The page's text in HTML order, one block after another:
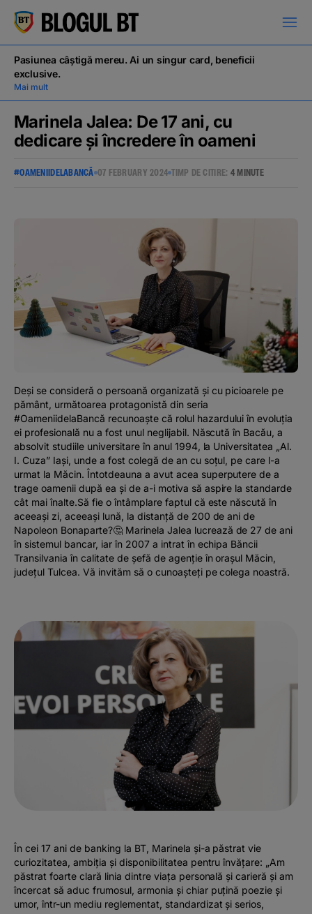
кириллица
Evenimente
Podcast
The MacRO Zone
Pentru antreprenori
Banking, pe relaxare
Pasiunea câștigă mereu. Ai un singur card, beneficii
exclusive.
Mai mult
Marinela Jalea: De 17 ani, cu
dedicare și încredere în oameni
#OAMENIIDELABANCĂ 07 FEBRUARY 2024 TIMP DE CITIRE: 4 MINUTE
Deși se consideră o persoană organizată și cu picioarele pe
pământ, următoarea protagonistă din seria
#OameniidelaBancă recunoaște că rolul hazardului în evoluția
ei profesională nu a fost unul neglijabil. Născută în Bacău, a
absolvit studiile universitare în anul 1994, la Universitatea „Al.
I. Cuza” Iași, unde a fost colegă de an cu soțul, pe care l-a
urmat la Măcin. Întotdeauna a avut acea superputere de a
trage oamenii după ea și de a-i motiva să aspire la standarde
cât mai înalte.Să fie o întâmplare faptul că este născută în
aceeași zi, aceeași lună, la distanță de 200 de ani de
Napoleon Bonaparte?🤔 Marinela Jalea lucrează de 27 de ani
în sistemul bancar, iar în 2007 a intrat în echipa Băncii
Transilvania în calitate de șefă de agenție în orașul Măcin,
județul Tulcea. Vă invităm să o cunoașteți pe colega noastră.
În cei 17 ani de banking la BT, Marinela și-a păstrat vie
curiozitatea, ambiția și disponibilitatea pentru învățare: „Am
păstrat foarte clară linia dintre viața personală și carieră și am
încercat să aduc frumosul, armonia și chiar puțină poezie și
umor, într-un mediu reglementat, standardizat și serios,